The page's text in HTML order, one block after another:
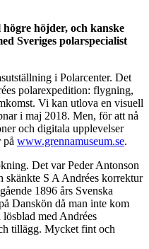
höjder, och kanske
Sveriges polarspecialist
i Polarcenter. Det
polarexpedition: flygning,
Vi kan utlova en visuell
i maj 2018. Men, för att nå
och digitala upplevelser
på www.grennamuseum.se.
Det var Peder Antonson
skänkte S A Andrées korrektur
1896 års Svenska
Danskön då man inte kom
med Andrées
tillägg. Mycket fint och